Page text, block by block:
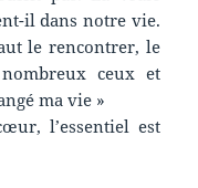
il dans notre vie.
le rencontrer, le
ceux et
ma vie »
l’essentiel est